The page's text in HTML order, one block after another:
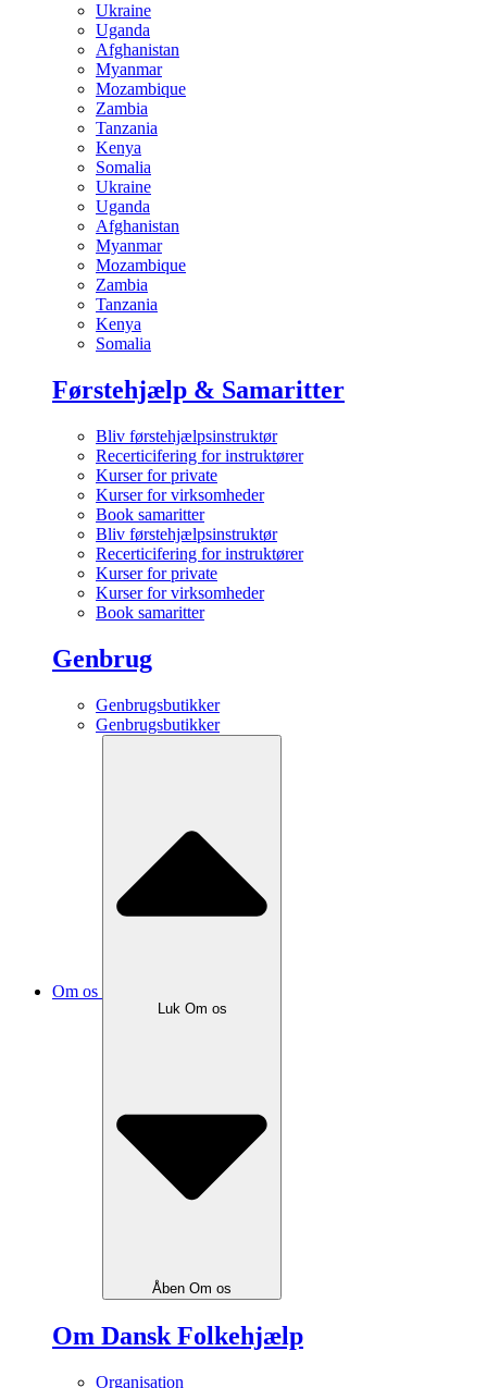
Ukraine
Uganda
Afghanistan
Myanmar
Mozambique
Zambia
Tanzania
Kenya
Somalia
Ukraine
Uganda
Afghanistan
Myanmar
Mozambique
Zambia
Tanzania
Kenya
Somalia
Førstehjælp & Samaritter
Bliv førstehjælpsinstruktør
Recerticifering for instruktører
Kurser for private
Kurser for virksomheder
Book samaritter
Bliv førstehjælpsinstruktør
Recerticifering for instruktører
Kurser for private
Kurser for virksomheder
Book samaritter
Genbrug
Genbrugsbutikker
Genbrugsbutikker
Om os
Luk Om os
Åben Om os
Om Dansk Folkehjælp
Organisation